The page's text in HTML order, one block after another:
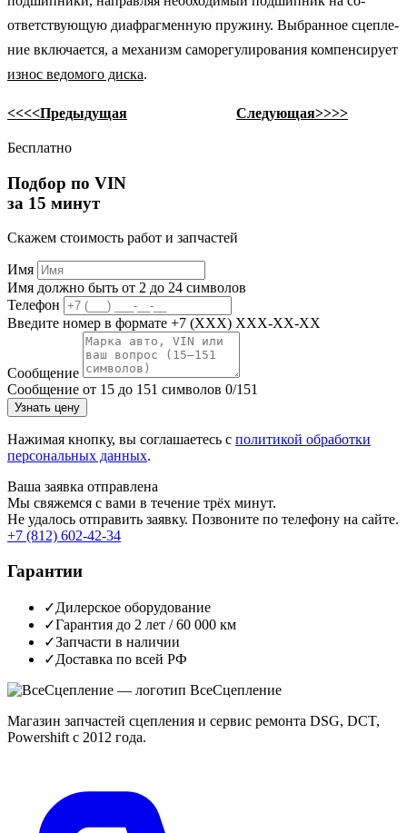
ответствующую диафрагменную пружину. Выбранное сцепле­
ние включается, а механизм саморегулирования компенсиру­ет
износ ведомого диска.
<<<<Предыдущая Следующая>>>>
Бесплатно
Подбор по VIN
за 15 минут
Скажем стоимость работ и запчастей
Имя
Имя должно быть от 2 до 24 символов
Телефон
Введите номер в формате +7 (XXX) XXX-XX-XX
Сообщение
Сообщение от 15 до 151 символов 0/151
Узнать цену
Нажимая кнопку, вы соглашаетесь с политикой обработки
персональных данных.
Ваша заявка отправлена
Мы свяжемся с вами в течение трёх минут.
Не удалось отправить заявку. Позвоните по телефону на сайте.
+7 (812) 602-42-34
Гарантии
✓Дилерское оборудование
✓Гарантия до 2 лет / 60 000 км
✓Запчасти в наличии
✓Доставка по всей РФ
ВсеСцепление
Магазин запчастей сцепления и сервис ремонта DSG, DCT,
Powershift с 2012 года.